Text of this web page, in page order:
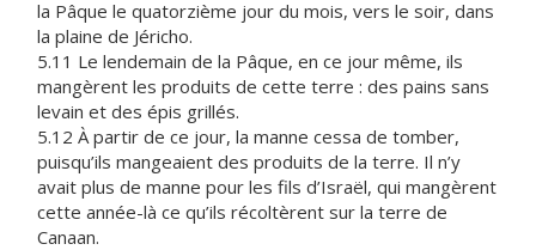
la Pâque le quatorzième jour du mois, vers le soir, dans
la plaine de Jéricho.
5.11 Le lendemain de la Pâque, en ce jour même, ils
mangèrent les produits de cette terre : des pains sans
levain et des épis grillés.
5.12 À partir de ce jour, la manne cessa de tomber,
puisqu’ils mangeaient des produits de la terre. Il n’y
avait plus de manne pour les fils d’Israël, qui mangèrent
cette année-là ce qu’ils récoltèrent sur la terre de
Canaan.